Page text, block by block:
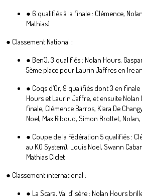
● 6 qualifiés à la finale : Clémence,
Mathias)
● Classement National :
● Ben’J, 3 qualifiés : Nolan Hours,
5ème place pour Laurin Jaffres en 1re
● Coqs d’Or, 9 qualifiés dont 3 en
Hours et Laurin Jaffre, et ensuite Nolan
finale, Clémence Barros, Kiara De
Noel, Max Riboud, Simon Brottet,
● Coupe de la Fédération 5 qualifiés :
au KO System), Louis Noel, Swann
Mathias Ciclet
● Classement international :
● La Scara, Val d’Isère : Nolan Hours